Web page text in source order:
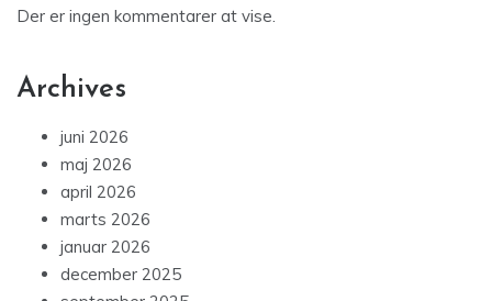
Der er ingen kommentarer at vise.
Archives
juni 2026
maj 2026
april 2026
marts 2026
januar 2026
december 2025